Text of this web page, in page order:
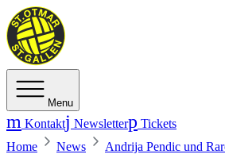
Menu
Kontakt Newsletter
Tickets
Home
News Andrija Pendic und